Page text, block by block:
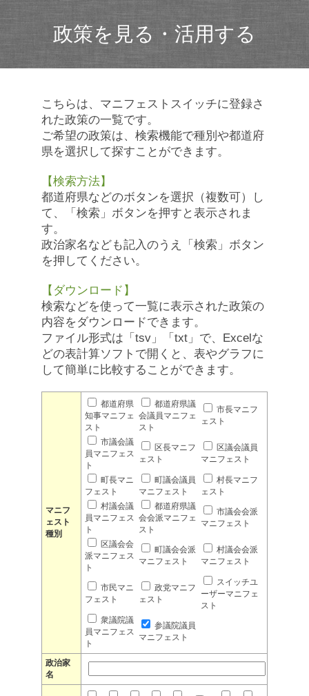
政策を見る・活用する
こちらは、マニフェストスイッチに登録さ
れた政策の一覧です。
ご希望の政策は、検索機能で種別や都道府
県を選択して探すことができます。
【検索方法】
都道府県などのボタンを選択（複数可）し
て、「検索」ボタンを押すと表示されま
す。
政治家名なども記入のうえ「検索」ボタン
を押してください。
【ダウンロード】
検索などを使って一覧に表示された政策の
内容をダウンロードできます。
ファイル形式は「tsv」「txt」で、Excelな
どの表計算ソフトで開くと、表やグラフに
して簡単に比較することができます。
マニフ
ェスト
種別
都道府県
知事マニフェ
スト
都道府県議
会議員マニフェ
スト
市長マニフ
ェスト
市議会議
員マニフェス
ト
区長マニフ
ェスト
区議会議員
マニフェスト
町長マニ
フェスト
町議会議員
マニフェスト
村長マニフ
ェスト
村議会議
員マニフェス
ト
都道府県議
会会派マニフェ
スト
市議会会派
マニフェスト
区議会会
派マニフェス
ト
町議会会派
マニフェスト
村議会会派
マニフェスト
市民マニ
フェスト
政党マニフ
ェスト
スイッチユ
ーザーマニフェ
スト
衆議院議
員マニフェス
ト
参議院議員
マニフェスト
政治家
名